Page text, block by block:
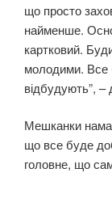
що просто
найменше.
картковий.
молодими. Все
відбудують”, –
Мешканки
що все буде
головне, що